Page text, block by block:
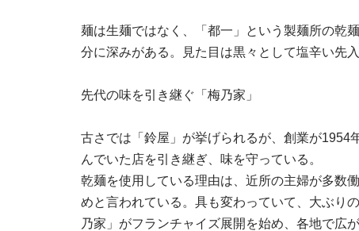
麺は生麺ではなく、「都一」という製麺所の乾
分に深みがある。見た目は黒々として塩辛い先
先代の味を引き継ぐ「梅乃家」
古さでは「鈴屋」が挙げられるが、創業が1954
んでいた店を引き継ぎ、味を守っている。
乾麺を使用している理由は、近所の主婦が多数
めと言われている。具も変わっていて、大ぶり
乃家」がフランチャイズ展開を始め、各地で広